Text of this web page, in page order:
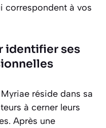
correspondent à vos
identifier ses
réside dans sa
à cerner leurs
Après une